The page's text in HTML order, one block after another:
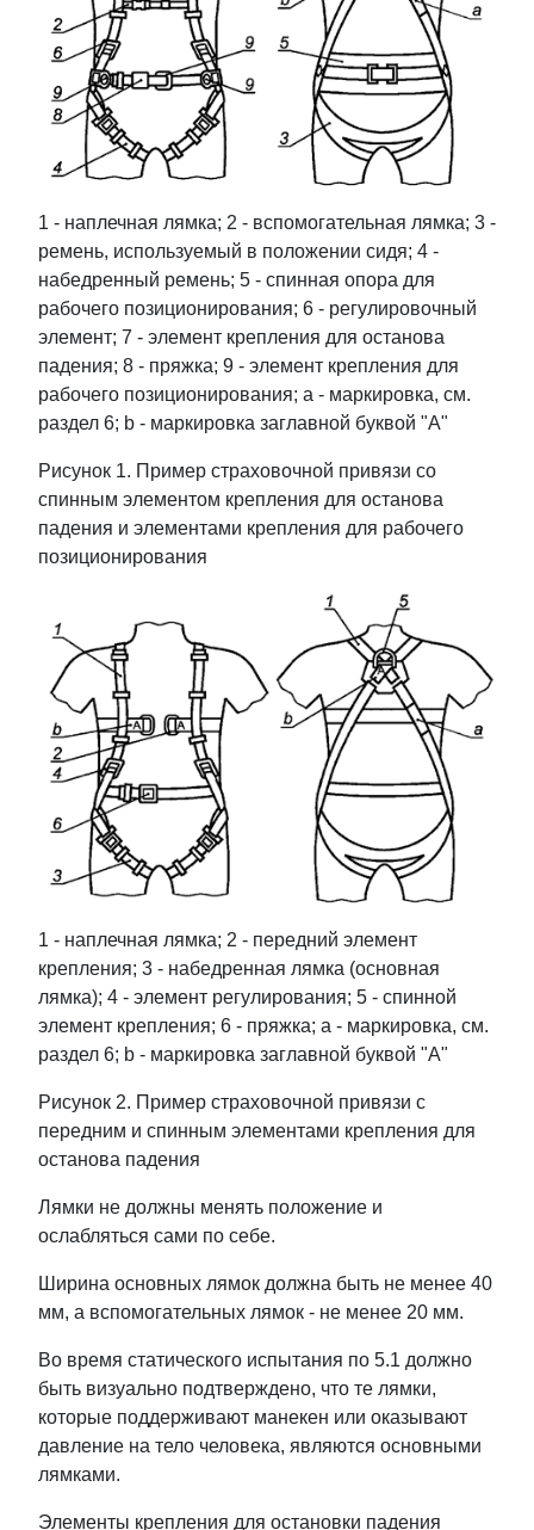
1 - наплечная лямка; 2 - вспомогательная лямка; 3 -
ремень, используемый в положении сидя; 4 -
набедренный ремень; 5 - спинная опора для
рабочего позиционирования; 6 - регулировочный
элемент; 7 - элемент крепления для останова
падения; 8 - пряжка; 9 - элемент крепления для
рабочего позиционирования; a - маркировка, см.
раздел 6; b - маркировка заглавной буквой "А"
Рисунок 1. Пример страховочной привязи со
спинным элементом крепления для останова
падения и элементами крепления для рабочего
позиционирования
1 - наплечная лямка; 2 - передний элемент
крепления; 3 - набедренная лямка (основная
лямка); 4 - элемент регулирования; 5 - спинной
элемент крепления; 6 - пряжка; a - маркировка, см.
раздел 6; b - маркировка заглавной буквой "А"
Рисунок 2. Пример страховочной привязи с
передним и спинным элементами крепления для
останова падения
Лямки не должны менять положение и
ослабляться сами по себе.
Ширина основных лямок должна быть не менее 40
мм, а вспомогательных лямок - не менее 20 мм.
Во время статического испытания по 5.1 должно
быть визуально подтверждено, что те лямки,
которые поддерживают манекен или оказывают
давление на тело человека, являются основными
лямками.
Элементы крепления для остановки падения